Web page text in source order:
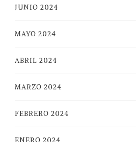
JUNIO 2024
MAYO 2024
ABRIL 2024
MARZO 2024
FEBRERO 2024